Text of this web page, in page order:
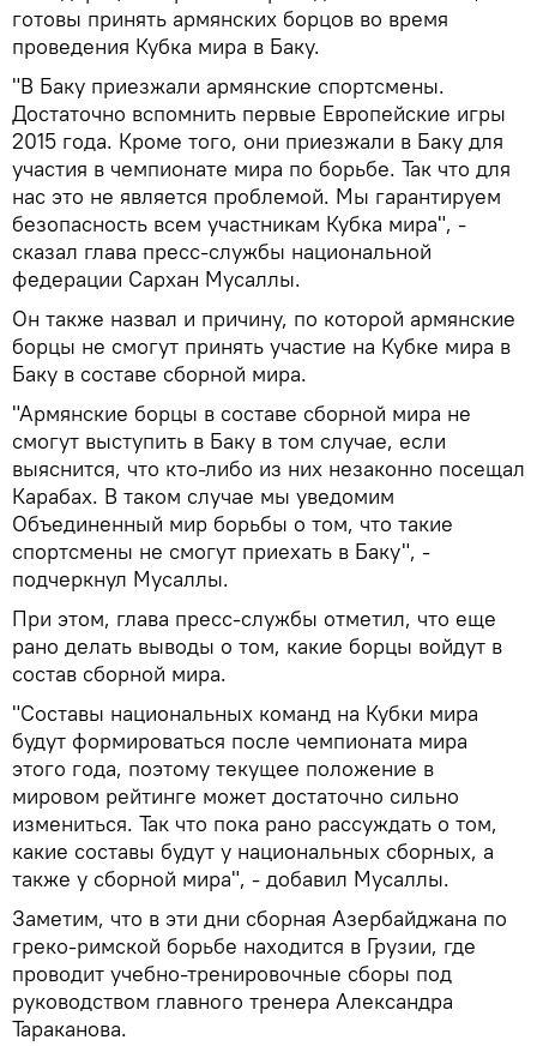
готовы принять армянских борцов во время
проведения Кубка мира в Баку.
"В Баку приезжали армянские спортсмены.
Достаточно вспомнить первые Европейские игры
2015 года. Кроме того, они приезжали в Баку для
участия в чемпионате мира по борьбе. Так что для
нас это не является проблемой. Мы гарантируем
безопасность всем участникам Кубка мира", -
сказал глава пресс-службы национальной
федерации Сархан Мусаллы.
Он также назвал и причину, по которой армянские
борцы не смогут принять участие на Кубке мира в
Баку в составе сборной мира.
"Армянские борцы в составе сборной мира не
смогут выступить в Баку в том случае, если
выяснится, что кто-либо из них незаконно посещал
Карабах. В таком случае мы уведомим
Объединенный мир борьбы о том, что такие
спортсмены не смогут приехать в Баку", -
подчеркнул Мусаллы.
При этом, глава пресс-службы отметил, что еще
рано делать выводы о том, какие борцы войдут в
состав сборной мира.
"Составы национальных команд на Кубки мира
будут формироваться после чемпионата мира
этого года, поэтому текущее положение в
мировом рейтинге может достаточно сильно
измениться. Так что пока рано рассуждать о том,
какие составы будут у национальных сборных, а
также у сборной мира", - добавил Мусаллы.
Заметим, что в эти дни сборная Азербайджана по
греко-римской борьбе находится в Грузии, где
проводит учебно-тренировочные сборы под
руководством главного тренера Александра
Тараканова.